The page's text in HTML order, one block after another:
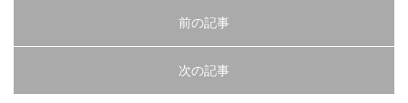
前の記事
次の記事